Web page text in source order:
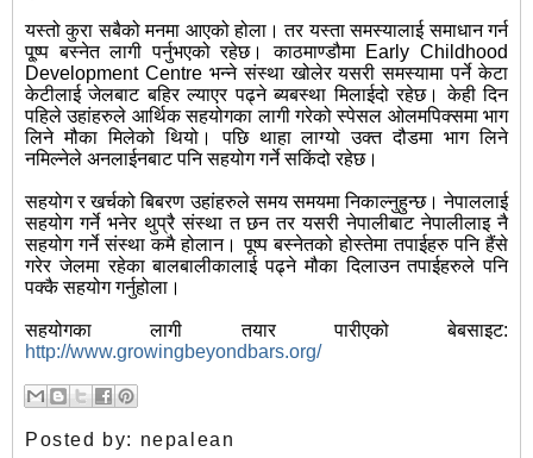
यस्तो कुरा सबैको मनमा आएको होला। तर यस्ता समस्यालाई समाधान गर्न
पू्ष्प बस्नेत लागी पर्नुभएको रहेछ। काठमाण्डौमा Early Childhood
Development Centre भन्ने संस्था खोलेर यसरी समस्यामा पर्ने केटा
केटीलाई जेलबाट बहिर ल्याएर पढ्ने ब्यबस्था मिलाईदो रहेछ। केही दिन
पहिले उहांहरुले आर्थिक सहयोगका लागी गरेको स्पेसल ओलमपिक्समा भाग
लिने मौका मिलेको थियो। पछि थाहा लाग्यो उक्त दौडमा भाग लिने
नमिल्नेले अनलाईनबाट पनि सहयोग गर्ने सकिंदो रहेछ।
सहयोग र खर्चको बिबरण उहांहरुले समय समयमा निकाल्नुहुन्छ। नेपाललाई
सहयोग गर्ने भनेर थुप्रै संस्था त छन तर यसरी नेपालीबाट नेपालीलाइ नै
सहयोग गर्ने संस्था कमै होलान। पूष्प बस्नेतको होस्तेमा तपाईहरु पनि हैंसे
गरेर जेलमा रहेका बालबालीकालाई पढ्ने मौका दिलाउन तपाईहरुले पनि
पक्कै सहयोग गर्नुहोला।
सहयोगका लागी तयार पारीएको बेबसाइट:
http://www.growingbeyondbars.org/
Posted by: nepalean